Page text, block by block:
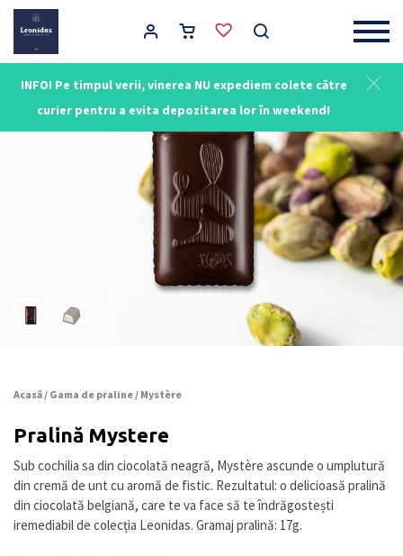
INFO! Pe timpul verii, vinerea NU expediem colete către
curier pentru a evita depozitarea lor în weekend!
Main Navigation
Acasă / Gama de praline / Mystère
Pralină Mystere
Sub cochilia sa din ciocolată neagră, Mystère ascunde o umplutură
din cremă de unt cu aromă de fistic. Rezultatul: o delicioasă pralină
din ciocolată belgiană, care te va face să te îndrăgostești
iremediabil de colecția Leonidas. Gramaj pralină: 17g.